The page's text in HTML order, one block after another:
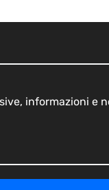
informazioni e